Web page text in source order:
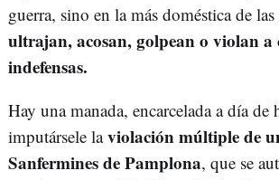
guerra, sino en la más doméstica de
ultrajan, acosan, golpean o violan
indefensas.
Hay una manada, encarcelada a día de
imputársele laviolación múltiple de
Sanfermines de Pamplona, que se